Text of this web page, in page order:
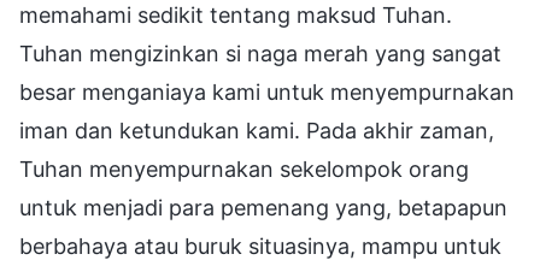
memahami sedikit tentang maksud Tuhan.
Tuhan mengizinkan si naga merah yang sangat
besar menganiaya kami untuk menyempurnakan
iman dan ketundukan kami. Pada akhir zaman,
Tuhan menyempurnakan sekelompok orang
untuk menjadi para pemenang yang, betapapun
berbahaya atau buruk situasinya, mampu untuk